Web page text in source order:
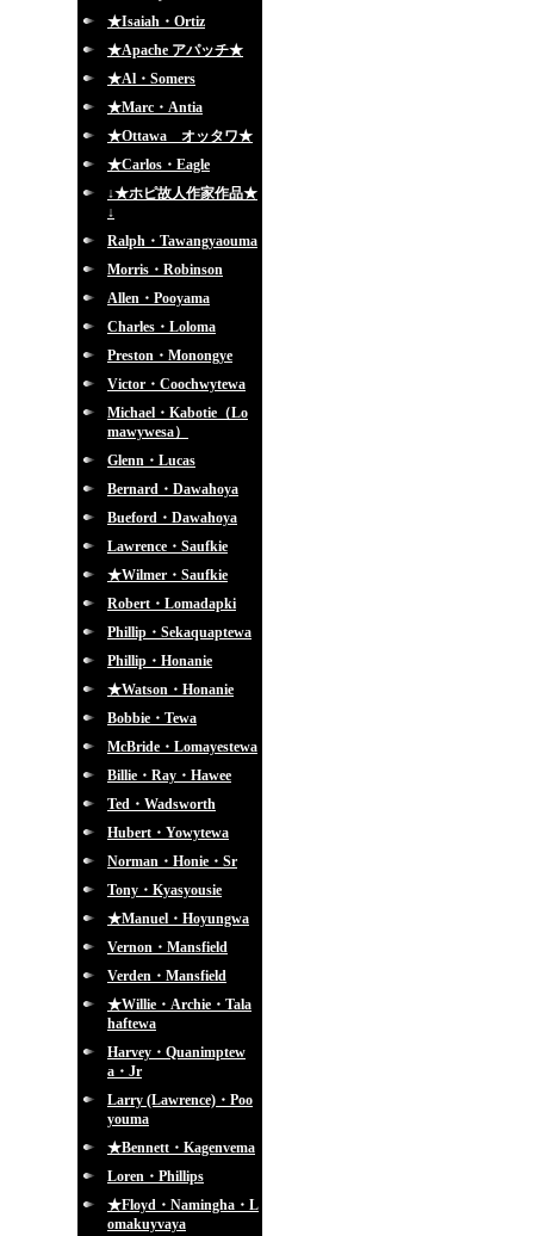
★Isaiah・Ortiz
★Apache アパッチ★
★Al・Somers
★Marc・Antia
★Ottawa オッタワ★
★Carlos・Eagle
↓★ホピ故人作家作品★
↓
Ralph・Tawangyaouma
Morris・Robinson
Allen・Pooyama
Charles・Loloma
Preston・Monongye
Victor・Coochwytewa
Michael・Kabotie（Lo
mawywesa）
Glenn・Lucas
Bernard・Dawahoya
Bueford・Dawahoya
Lawrence・Saufkie
★Wilmer・Saufkie
Robert・Lomadapki
Phillip・Sekaquaptewa
Phillip・Honanie
★Watson・Honanie
Bobbie・Tewa
McBride・Lomayestewa
Billie・Ray・Hawee
Ted・Wadsworth
Hubert・Yowytewa
Norman・Honie・Sr
Tony・Kyasyousie
★Manuel・Hoyungwa
Vernon・Mansfield
Verden・Mansfield
★Willie・Archie・Tala
haftewa
Harvey・Quanimptew
a・Jr
Larry (Lawrence)・Poo
youma
★Bennett・Kagenvema
Loren・Phillips
★Floyd・Namingha・L
omakuyvaya